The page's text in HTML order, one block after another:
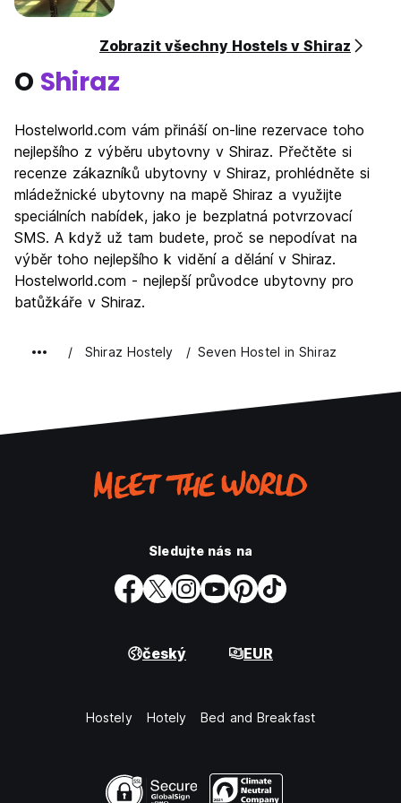
Zobrazit všechny Hostels v Shiraz
O Shiraz
Hostelworld.com vám přináší on-line rezervace toho
nejlepšího z výběru ubytovny v Shiraz. Přečtěte si
recenze zákazníků ubytovny v Shiraz, prohlédněte si
mládežnické ubytovny na mapě Shiraz a využijte
speciálních nabídek, jako je bezplatná potvrzovací
SMS. A když už tam budete, proč se nepodívat na
výběr toho nejlepšího k vidění a dělání v Shiraz.
Hostelworld.com - nejlepší průvodce ubytovny pro
batůžkáře v Shiraz.
Shiraz Hostely Seven Hostel in Shiraz
Sledujte nás na
český EUR
Hostely Hotely Bed and Breakfast